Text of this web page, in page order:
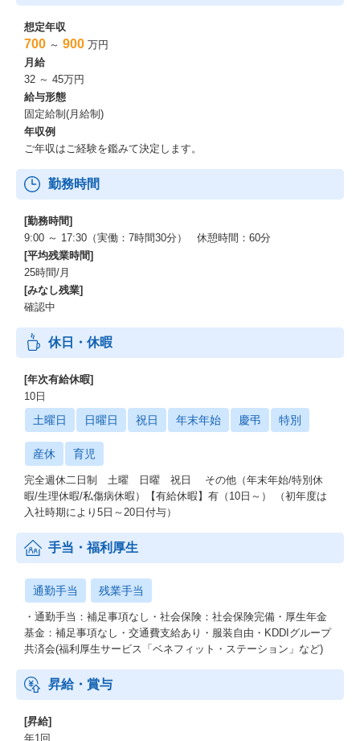
想定年収
700 ～ 900 万円
月給
32 ～ 45万円
給与形態
固定給制(月給制)
年収例
ご年収はご経験を鑑みて決定します。
勤務時間
[勤務時間]
9:00 ～ 17:30（実働：7時間30分） 休憩時間：60分
[平均残業時間]
25時間/月
[みなし残業]
確認中
休日・休暇
[年次有給休暇]
10日
土曜日 日曜日 祝日 年末年始 慶弔 特別
産休 育児
完全週休二日制 土曜 日曜 祝日 その他（年末年始/特別休
暇/生理休暇/私傷病休暇）【有給休暇】有（10日～） （初年度は
入社時期により5日～20日付与）
手当・福利厚生
通勤手当 残業手当
・通勤手当：補足事項なし・社会保険：社会保険完備・厚生年金
基金：補足事項なし・交通費支給あり・服装自由・KDDIグループ
共済会(福利厚生サービス「ベネフィット・ステーション」など)
昇給・賞与
[昇給]
年1回